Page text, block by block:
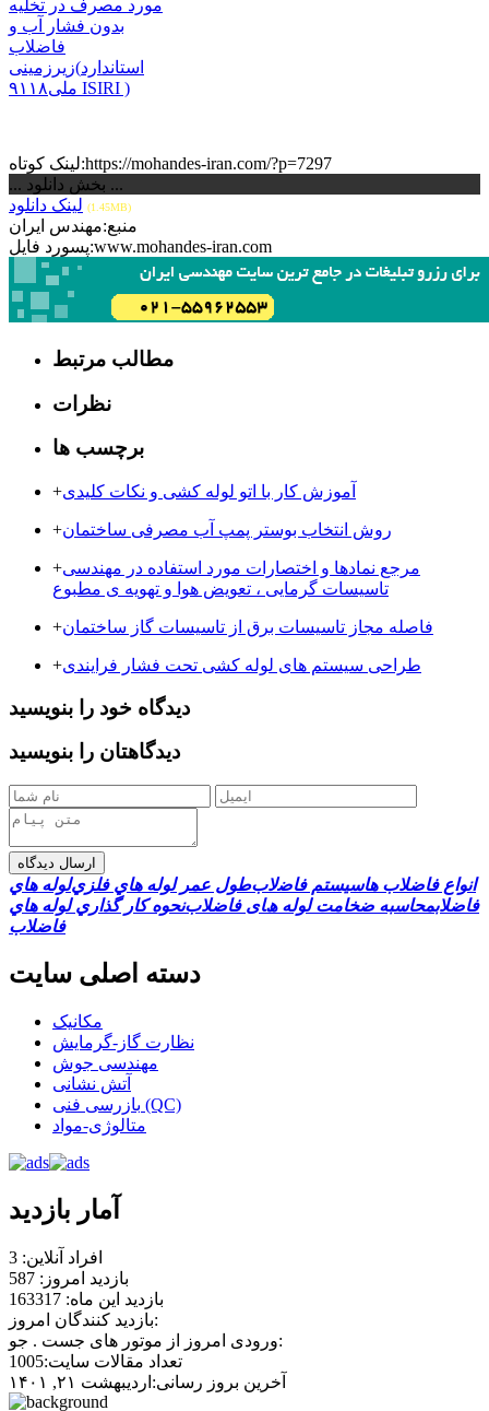
مورد مصرف در تخلیه
ﺑﺪون ﻓﺸﺎر آب و
ﻓﺎﺿﻼب
زﯾﺮزﻣﯿﻨﯽ(استاندارد
ملی۹۱۱۸ ISIRI )
لینک کوتاه:https://mohandes-iran.com/?p=7297
... بخش دانلود ...
لینک دانلود
(1.45MB)
منبع:مهندس ایران
پسورد فایل:www.mohandes-iran.com
مطالب مرتبط
نظرات
برچسب ها
+آموزش کار با اتو لوله کشی و نکات کلیدی
+روش انتخاب بوستر پمپ آب مصرفی ساختمان
+مرجع نمادها و اختصارات مورد استفاده در مهندسی
تاسیسات گرمایی ، تعویض هوا و تهویه ی مطبوع
+فاصله مجاز تاسیسات برق از تاسیسات گاز ساختمان
+طراحی سیستم های لوله کشی تحت فشار فرایندی
دیدگاه خود را بنویسید
دیدگاهتان را بنویسید
ارسال دیدگاه
اﻧﻮاع ﻓﺎﺿﻼب ﻫﺎﺳﯿﺴﺘﻢ ﻓﺎﺿلابﻃﻮل ﻋﻤﺮ ﻟﻮﻟﻪ ﻫﺎي ﻓﻠﺰيﻟﻮﻟﻪ ﻫﺎي
ﻓﺎﺿﻼبمحاسبه ضخامت لوله ھﺎی ﻓﺎﺿﻼبﻧﺤﻮه ﮐﺎر ﮔﺬاري ﻟﻮﻟﻪ ﻫﺎي
ﻓﺎﺿﻼب
دسته اصلی سایت
مکانیک
نظارت گاز-گرمایش
مهندسی جوش
آتش نشانی
بازرسی فنی (QC)
متالوژی-مواد
آمار بازدید
افراد آنلاین: 3
بازدید امروز: 587
بازدید این ماه: 163317
بازدید کنندگان امروز:
ورودی امروز از موتور های جست . جو:
تعداد مقالات سایت:1005
آخرین بروز رسانی:اردیبهشت ۲۱, ۱۴۰۱